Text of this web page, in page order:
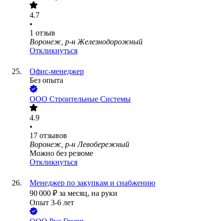
4.7
•
1 отзыв
Воронеж, р-н Железнодорожный
Откликнуться
Офис-менеджер
Без опыта
ООО Строительные Системы
4.9
•
17 отзывов
Воронеж, р-н Левобережный
Можно без резюме
Откликнуться
Менеджер по закупкам и снабжению
90 000 ₽ за месяц, на руки
Опыт 3-6 лет